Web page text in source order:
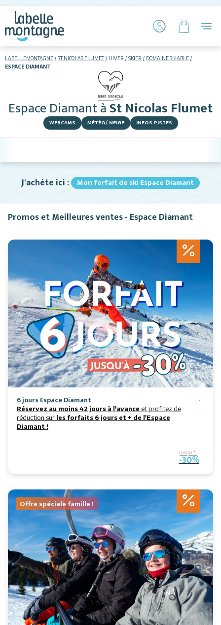
LABELLEMONTAGNE ST NICOLAS FLUMET HIVER SKIER
DOMAINE SKIABLE
ESPACE DIAMANT
Espace DiamantàSt Nicolas Flumet
WEBCAMS MÉTÉO/ NEIGE INFOS PISTES
Skier
Hébergements
Restaurants
Activités
Animations
J'achète ici : Mon forfait de ski Espace Diamant
Promos et Meilleures ventes - Espace Diamant
6 jours Espace Diamant
Réservez au moins 42 jours à l'avance et profitez de
réduction sur les forfaits 6 jours et + de l'Espace
Diamant !
jusqu'à
-30%
Offre spéciale famille !